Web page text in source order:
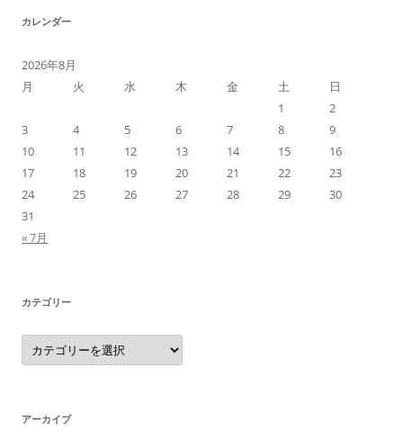
カレンダー
2026年8月
月
火 水 木 金 土
日
1
2
3
4 5 6 7 8
9
10
11 12 13 14 15
16
17
18 19 20 21 22
23
24
25 26 27 28 29
30
31
« 7月
カテゴリー
カ
テ
ゴ
アーカイブ